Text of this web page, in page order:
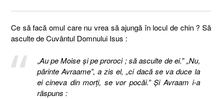
Ce să facă omul care nu vrea să ajungă în locul de chin ? Să
asculte de Cuvântul Domnului Isus :
„Au pe Moise şi pe proroci ; să asculte de ei.” „Nu,
părinte Avraame”, a zis el, „ci dacă se va duce la
ei cineva din morţi, se vor pocăi.” Şi Avraam i-a
răspuns :